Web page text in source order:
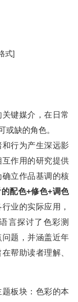
式]
键媒介，在日常
或缺的角色。
行为产生深远影
作用的研究提供
立作品基调的核
配色+修色+调色
业的实际应用，
言探讨了色彩测
题，并涵盖近年
帮助读者理解、
板块：色彩的本